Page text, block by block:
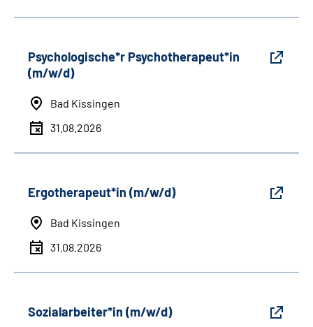
Psychologische*r Psychotherapeut*in
(m/w/d)
Bad Kissingen
31.08.2026
Ergotherapeut*in (m/w/d)
Bad Kissingen
31.08.2026
Sozialarbeiter*in (m/w/d)